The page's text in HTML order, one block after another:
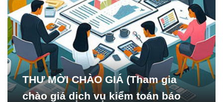
THƯ MỜI CHÀO GIÁ (Tham gia
chào giá dịch vụ kiểm toán báo